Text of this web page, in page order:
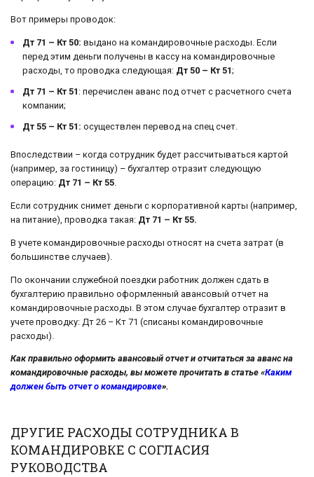
Вот примеры проводок:
Дт 71 – Кт 50: выдано на командировочные расходы. Если
перед этим деньги получены в кассу на командировочные
расходы, то проводка следующая: Дт 50 – Кт 51;
Дт 71 – Кт 51 : перечислен аванс под отчет с расчетного счета
компании;
Дт 55 – Кт 51: осуществлен перевод на спец счет.
Впоследствии – когда сотрудник будет рассчитываться картой
(например, за гостиницу) – бухгалтер отразит следующую
операцию: Дт 71 – Кт 55.
Если сотрудник снимет деньги с корпоративной карты (например,
на питание), проводка такая: Дт 71 – Кт 55.
В учете командировочные расходы относят на счета затрат (в
большинстве случаев).
По окончании служебной поездки работник должен сдать в
бухгалтерию правильно оформленный авансовый отчет на
командировочные расходы. В этом случае бухгалтер отразит в
учете проводку: Дт 26 – Кт 71 (списаны командировочные
расходы).
Как правильно оформить авансовый отчет и отчитаться за аванс на
командировочные расходы, вы можете прочитать в статье «Каким
должен быть отчет о командировке».
ДРУГИЕ РАСХОДЫ СОТРУДНИКА В
КОМАНДИРОВКЕ С СОГЛАСИЯ
РУКОВОДСТВА